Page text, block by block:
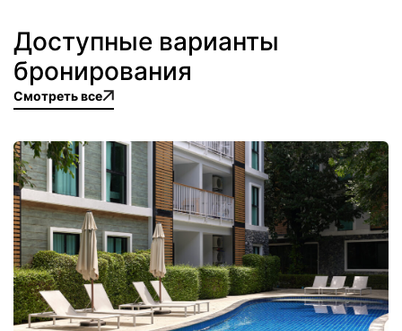
Доступные варианты
бронирования
Смотреть все